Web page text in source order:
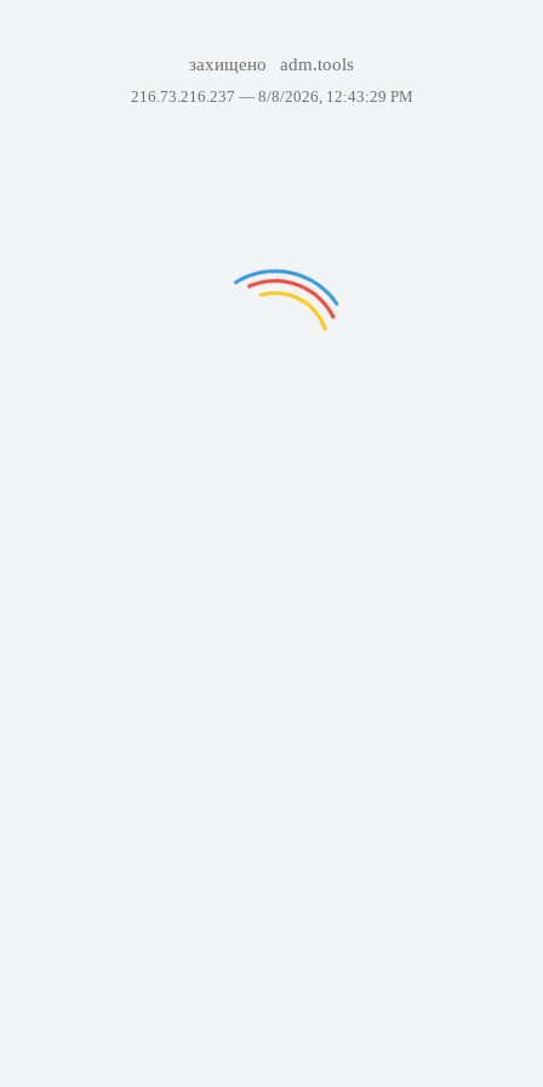
захищено adm.tools
216.73.216.237 — 8/8/2026, 12:43:29 PM